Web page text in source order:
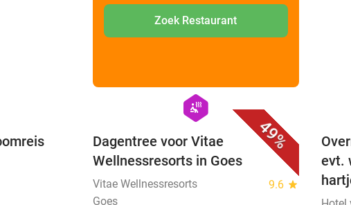
Zoek Restaurant
49%
favorite_border
hexagon
wellness
Dagentree voor Vitae
Wellnessresorts in Goes
Vitae Wellnessresorts 9.6 star
Goes
evt.